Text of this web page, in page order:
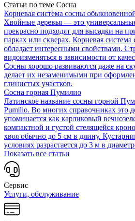
Статьи по теме Сосна
Корневая система сосны
Хвойные деревья — это
прекрасно подходят для высадки на
парках или скверах. Корневая
обладает интересными свойствами.
видоизменяться в зависимости от
Сосны хорошо развиваются даже на
делает их незаменимыми при
глинистых участков.
Сосна горная Пумилио
Латинское название сосны горной
Pumilio. Во многих справочниках это
упоминается как карликовый
компактной и густой стелящейся
хвоя обычно до 5 см в длину.
условиях разрастается до 3 м в
Показать все статьи
Сервис
Услуги, обслуживание